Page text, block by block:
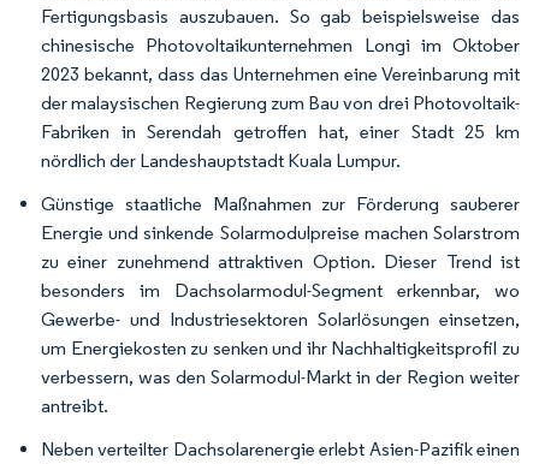
Fertigungsbasis auszubauen. So gab beispielsweise das
chinesische Photovoltaikunternehmen Longi im Oktober
2023 bekannt, dass das Unternehmen eine Vereinbarung mit
der malaysischen Regierung zum Bau von drei Photovoltaik-
Fabriken in Serendah getroffen hat, einer Stadt 25 km
nördlich der Landeshauptstadt Kuala Lumpur.
Günstige staatliche Maßnahmen zur Förderung sauberer
Energie und sinkende Solarmodulpreise machen Solarstrom
zu einer zunehmend attraktiven Option. Dieser Trend ist
besonders im Dachsolarmodul-Segment erkennbar, wo
Gewerbe- und Industriesektoren Solarlösungen einsetzen,
um Energiekosten zu senken und ihr Nachhaltigkeitsprofil zu
verbessern, was den Solarmodul-Markt in der Region weiter
antreibt.
Neben verteilter Dachsolarenergie erlebt Asien-Pazifik einen